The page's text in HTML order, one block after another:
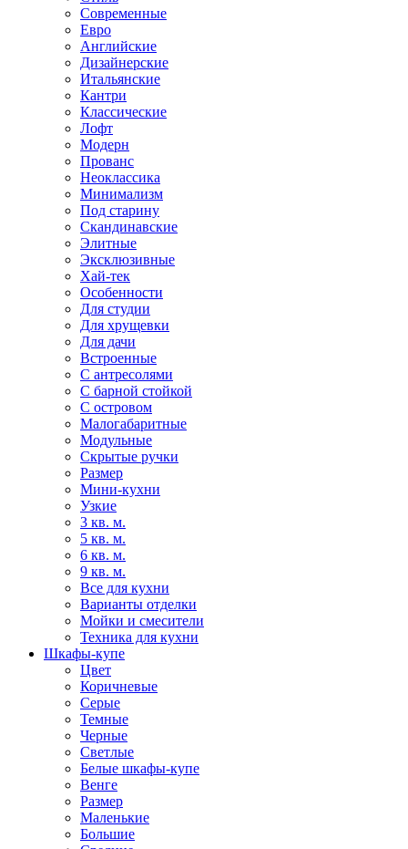
Современные
Евро
Английские
Дизайнерские
Итальянские
Кантри
Классические
Лофт
Модерн
Прованс
Неоклассика
Минимализм
Под старину
Скандинавские
Элитные
Эксклюзивные
Хай-тек
Особенности
Для студии
Для хрущевки
Для дачи
Встроенные
С антресолями
С барной стойкой
С островом
Малогабаритные
Модульные
Скрытые ручки
Размер
Мини-кухни
Узкие
3 кв. м.
5 кв. м.
6 кв. м.
9 кв. м.
Все для кухни
Варианты отделки
Мойки и смесители
Техника для кухни
Шкафы-купе
Цвет
Коричневые
Серые
Темные
Черные
Светлые
Белые шкафы-купе
Венге
Размер
Маленькие
Большие